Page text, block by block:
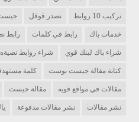
تركيب 10 روابط تصدر قوقل
خدمات باك رابط في كلمات رابط
شراء باك لينك قوي شراء روابط نصيةه
كتابة مقالة جيست بوست كلمة
مقالات في مواقع قويه مقالة جيست
نشر مقالات نشر مقالات مدفوعة